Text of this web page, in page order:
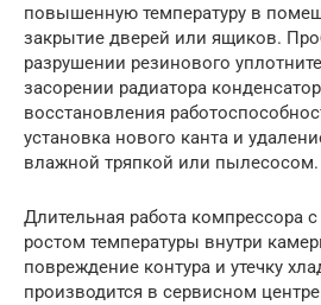
повышенную температуру в
закрытие дверей или ящиков.
разрушении резинового
засорении радиатора
восстановления
установка нового канта и
влажной тряпкой или пылесосом.
Длительная работа компрессора
ростом температуры внутри
повреждение контура и утечку
производится в сервисном